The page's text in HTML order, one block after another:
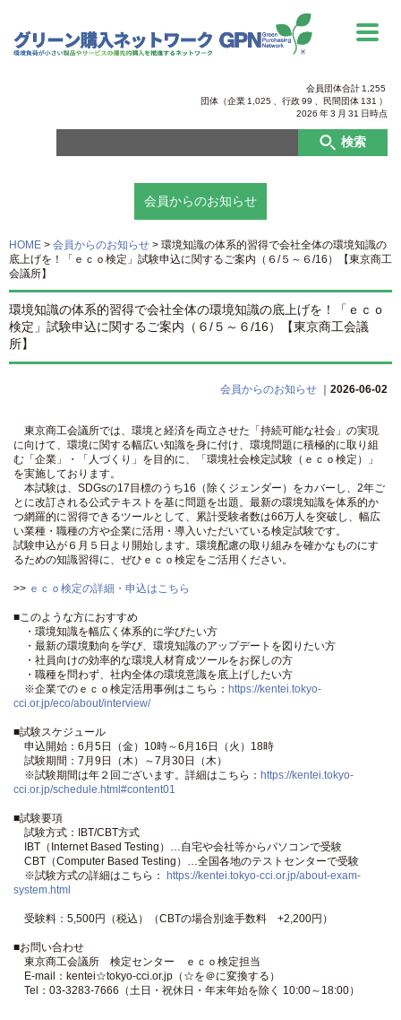
会員団体合計 1,255
団体（企業 1,025 、行政99 民間団体 131 ）
2026 年3 月 31 日時点
検索
会員からのお知らせ
HOME > 会員からのお知らせ > 環境知識の体系的習得で会社全体の環境知識の
底上げを！「ｅｃｏ検定」試験申込に関するご案内（６/５～６/16）【東京商工
会議所】
環境知識の体系的習得で会社全体の環境知識の底上げを！「ｅｃｏ
検定」試験申込に関するご案内（６/５～６/16）【東京商工会議
所】
会員からのお知らせ ｜ 2026-06-02
東京商工会議所では、環境と経済を両立させた「持続可能な社会」の実現
に向けて、環境に関する幅広い知識を身に付け、環境問題に積極的に取り組
む「企業」・「人づくり」を目的に、「環境社会検定試験（ｅｃｏ検定）」
を実施しております。
本試験は、SDGsの17目標のうち16（除くジェンダー）をカバーし、2年ご
とに改訂される公式テキストを基に問題を出題。最新の環境知識を体系的か
つ網羅的に習得できるツールとして、累計受験者数は66万人を突破し、幅広
い業種・職種の方や企業に活用・導入いただいている検定試験です。
試験申込が６月５日より開始します。環境配慮の取り組みを確かなものにす
るための知識習得に、ぜひｅｃｏ検定をご活用ください。
>> ｅｃｏ検定の詳細・申込はこちら
■このような方におすすめ
・環境知識を幅広く体系的に学びたい方
・最新の環境動向を学び、環境知識のアップデートを図りたい方
・社員向けの効率的な環境人材育成ツールをお探しの方
・職種を問わず、社内全体の環境意識を底上げしたい方
※企業でのｅｃｏ検定活用事例はこちら： https://kentei.tokyo-
cci.or.jp/eco/about/interview/
■試験スケジュール
申込開始：6月5日（金）10時～6月16日（火）18時
試験期間：7月9日（木）～7月30日（木）
※試験期間は年２回ございます。詳細はこちら： https://kentei.tokyo-
cci.or.jp/schedule.html#content01
■試験要項
試験方式：IBT/CBT方式
IBT（Internet Based Testing）…自宅や会社等からパソコンで受験
CBT（Computer Based Testing）…全国各地のテストセンターで受験
※試験方式の詳細はこちら： https://kentei.tokyo-cci.or.jp/about-exam-
system.html
受験料：5,500円（税込）（CBTの場合別途手数料 +2,200円）
■お問い合わせ
東京商工会議所 検定センター ｅｃｏ検定担当
E-mail：kentei☆tokyo-cci.or.jp（☆を＠に変換する）
Tel：03-3283-7666（土日・祝休日・年末年始を除く 10:00～18:00）